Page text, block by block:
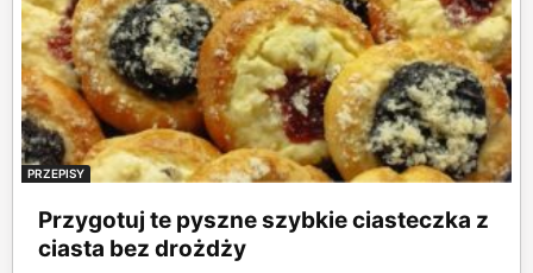
PRZEPISY
Przygotuj te pyszne szybkie ciasteczka z
ciasta bez drożdży